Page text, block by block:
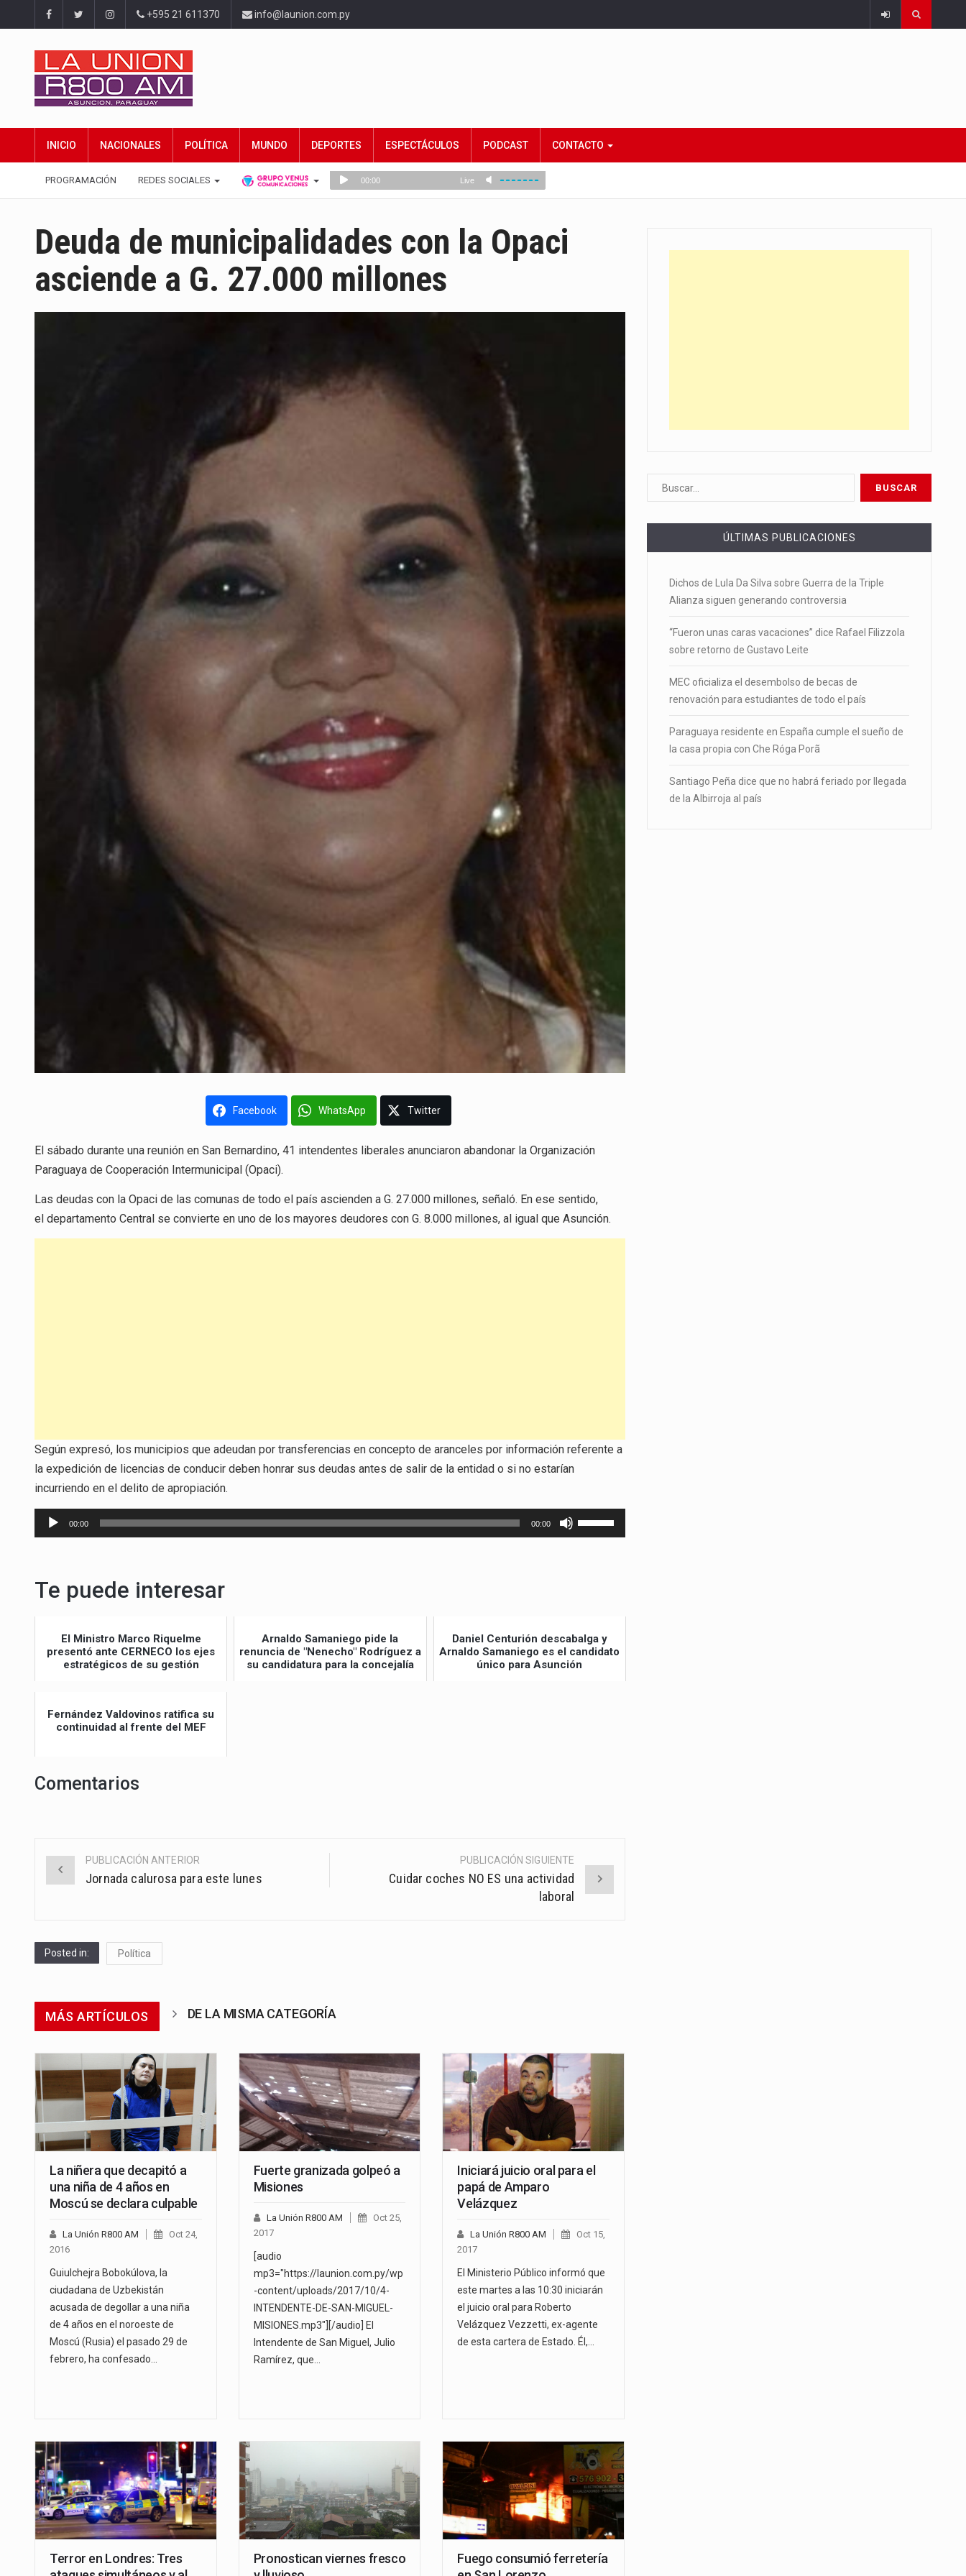
+595 21 611370 info@launion.com.py
INICIO NACIONALES POLÍTICA MUNDO DEPORTES ESPECTÁCULOS PODCAST CONTACTO
PROGRAMACIÓN REDES SOCIALES
Deuda de municipalidades con la Opaci
asciende a G. 27.000 millones
Facebook WhatsApp Twitter
El sábado durante una reunión en San Bernardino, 41 intendentes liberales anunciaron abandonar la Organización
Paraguaya de Cooperación Intermunicipal (Opaci).
Las deudas con la Opaci de las comunas de todo el país ascienden a G. 27.000 millones, señaló. En ese sentido,
el departamento Central se convierte en uno de los mayores deudores con G. 8.000 millones, al igual que Asunción.
Según expresó, los municipios que adeudan por transferencias en concepto de aranceles por información referente a
la expedición de licencias de conducir deben honrar sus deudas antes de salir de la entidad o si no estarían
incurriendo en el delito de apropiación.
Reproductor
de
00:00 00:00
las
aumentar
o
Te puede interesar
El Ministro Marco Riquelme
presentó ante CERNECO los ejes
estratégicos de su gestión
Arnaldo Samaniego pide la
renuncia de "Nenecho" Rodríguez a
su candidatura para la concejalía
Daniel Centurión descabalga y
Arnaldo Samaniego es el candidato
único para Asunción
Fernández Valdovinos ratifica su
continuidad al frente del MEF
Comentarios
Post
PUBLICACIÓN ANTERIOR
Jornada calurosa para este lunes
PUBLICACIÓN SIGUIENTE
Cuidar coches NO ES una actividad
laboral
Posted in: Política
MÁS ARTÍCULOS DE LA MISMA CATEGORÍA
La niñera que decapitó a
una niña de 4 años en
Moscú se declara culpable
La Unión R800 AM
Oct 24,
2016
Guiulchejra Bobokúlova, la
ciudadana de Uzbekistán
acusada de degollar a una niña
de 4 años en el noroeste de
Moscú (Rusia) el pasado 29 de
febrero, ha confesado…
Fuerte granizada golpeó a
Misiones
La Unión R800 AM
Oct 25,
2017
[audio
mp3="https://launion.com.py/wp
-content/uploads/2017/10/4-
INTENDENTE-DE-SAN-MIGUEL-
MISIONES.mp3"][/audio] El
Intendente de San Miguel, Julio
Ramírez, que…
Iniciará juicio oral para el
papá de Amparo
Velázquez
La Unión R800 AM
Oct 15,
2017
El Ministerio Público informó que
este martes a las 10:30 iniciarán
el juicio oral para Roberto
Velázquez Vezzetti, ex-agente
de esta cartera de Estado. Él,…
Terror en Londres: Tres
Pronostican viernes fresco
Fuego consumió ferretería
ÚLTIMAS PUBLICACIONES
Dichos de Lula Da Silva sobre Guerra de la Triple
Alianza siguen generando controversia
“Fueron unas caras vacaciones” dice Rafael Filizzola
sobre retorno de Gustavo Leite
MEC oficializa el desembolso de becas de
renovación para estudiantes de todo el país
Paraguaya residente en España cumple el sueño de
la casa propia con Che Róga Porã
Santiago Peña dice que no habrá feriado por llegada
de la Albirroja al país